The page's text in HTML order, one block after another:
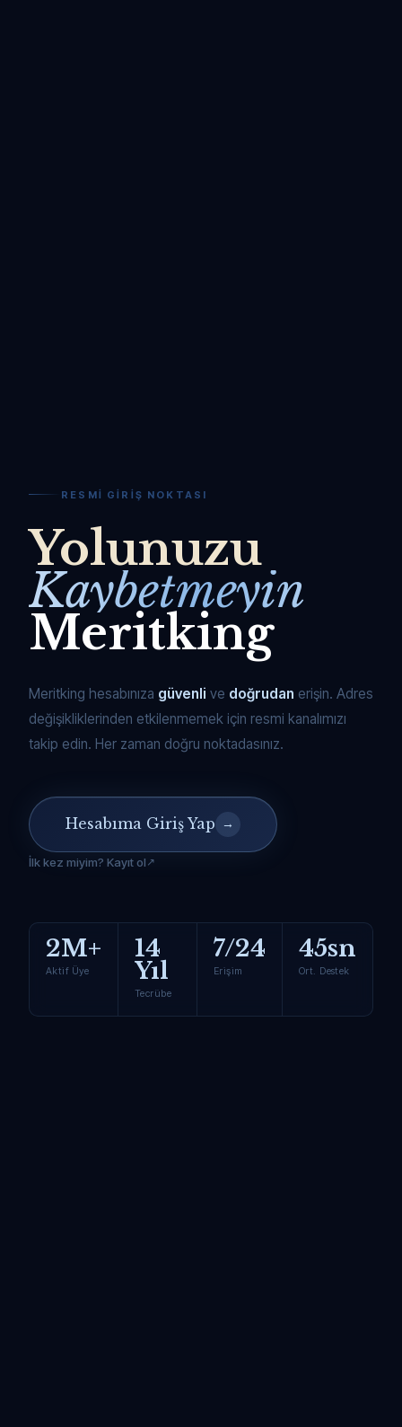
RESMI GIRIŞ NOKTASI
Yolunuzu
Kaybetmeyin
Meritking
Meritking hesabınıza güvenli ve doğrudan erişin. Adres
değişikliklerinden etkilenmemek için resmi kanalımızı
takip edin. Her zaman doğru noktadasınız.
Hesabıma Giriş Yap →
İlk kez miyim? Kayıt ol
2M+
Aktif Üye
14
Yıl
Tecrübe
7/24
Erişim
45sn
Ort. Destek